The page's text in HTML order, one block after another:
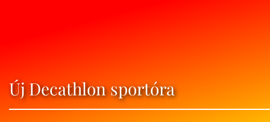
Új Decathlon sportóra